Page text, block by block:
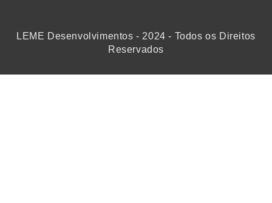
LEME Desenvolvimentos - 2024 - Todos os Direitos
Reservados